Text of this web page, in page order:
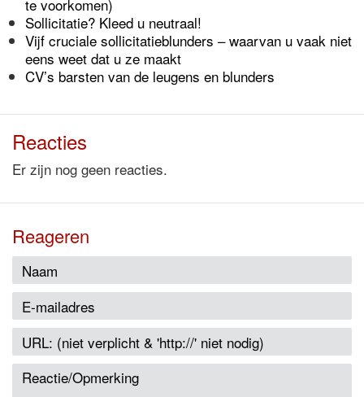
te voorkomen)
Sollicitatie? Kleed u neutraal!
Vijf cruciale sollicitatieblunders – waarvan u vaak niet
eens weet dat u ze maakt
CV’s barsten van de leugens en blunders
Reacties
Er zijn nog geen reacties.
Reageren